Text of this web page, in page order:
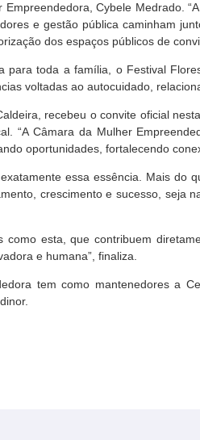
Cybele Medrado.
e gestão pública caminham
dos espaços públicos de
para toda a família, o Festival
voltadas ao autocuidado,
recebeu o convite oficial
“A Câmara da Mulher
oportunidades, fortalecendo
essa essência. Mais
crescimento e sucesso, seja
como esta, que contribuem
e humana”, finaliza.
tem como mantenedores a